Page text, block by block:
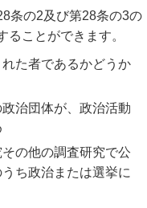
条の2及び第28条の3の
ることができます。
た者であるかどうか
治団体が、政治活動
の他の調査研究で公
ち政治または選挙に